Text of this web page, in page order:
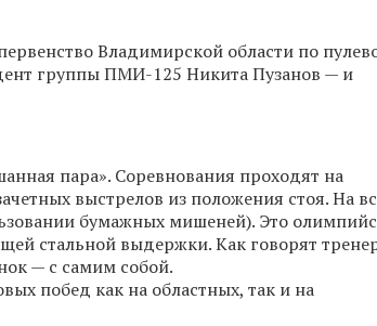
Владимирской области по
группы ПМИ-125 Никита Пузанов — и
пара». Соревнования проходят на
выстрелов из положения стоя. На
бумажных мишеней). Это
стальной выдержки. Как говорят
— с самим собой.
побед как на областных, так и на